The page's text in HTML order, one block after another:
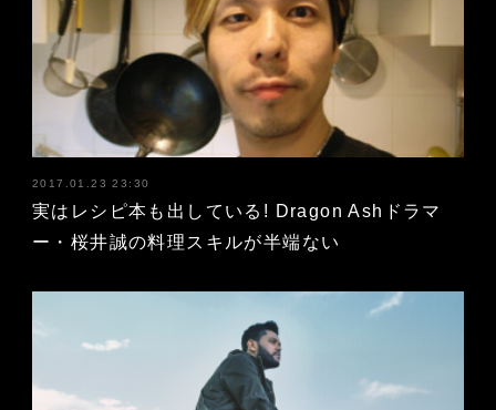
2017.01.23 23:30
実はレシピ本も出している! Dragon Ashドラマ
ー・桜井誠の料理スキルが半端ない